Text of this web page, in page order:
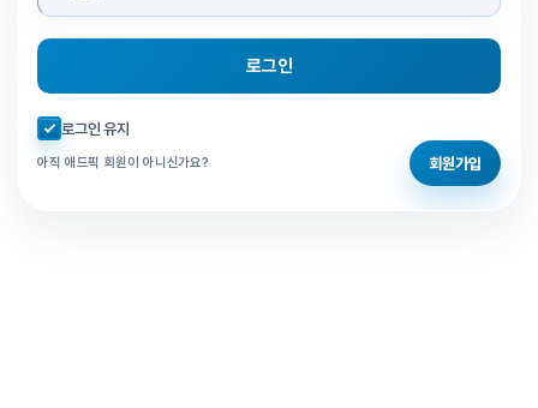
로그인
자동로그인 체크
로그인 유지
아직 애드픽 회원이 아니신가요? 회원가입